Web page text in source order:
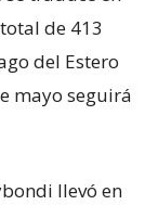
de 413
del Estero
mayo seguirá
llevó en